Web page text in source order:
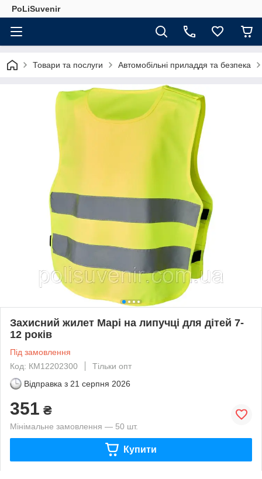
PoLiSuvenir
Товари та послуги Автомобільні приладдя та безпека
Захисний жилет Марі на липучці для дітей 7-
12 років
Під замовлення
Код: КМ12202300
Тільки опт
Відправка з 21 серпня 2026
351 ₴
Мінімальне замовлення — 50 шт.
Купити